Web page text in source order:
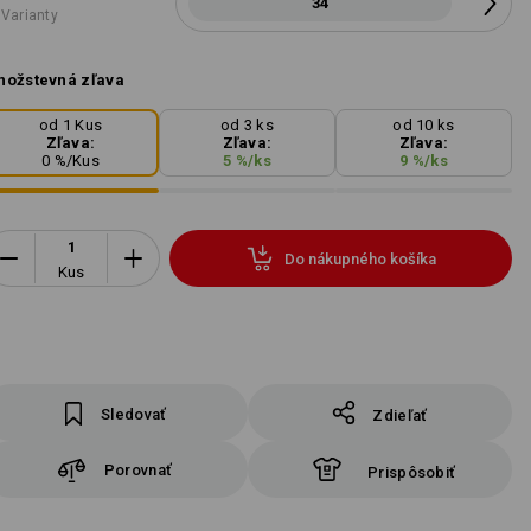
zľava
od 1 Kus
Zľava:
0 %/Kus
od 3 ks
Zľava:
5 %/ ks
od 10 ks
Zľava:
9 %/ ks
Kus
Do nákupného košíka
Sledovať Zdieľať
Porovnať Prispôsobiť